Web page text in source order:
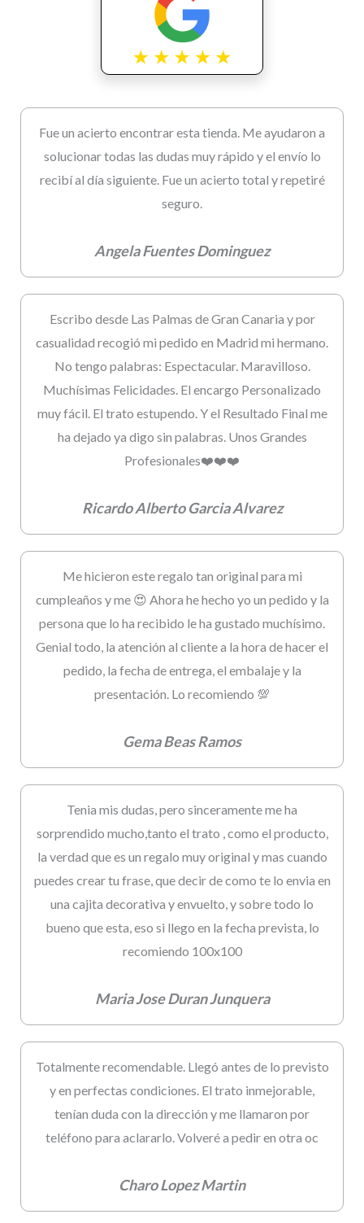
Fue un acierto encontrar esta tienda. Me ayudaron a
solucionar todas las dudas muy rápido y el envío lo
recibí al día siguiente. Fue un acierto total y repetiré
seguro.
Angela Fuentes Dominguez
Escribo desde Las Palmas de Gran Canaria y por
casualidad recogió mi pedido en Madrid mi hermano.
No tengo palabras: Espectacular. Maravilloso.
Muchísimas Felicidades. El encargo Personalizado
muy fácil. El trato estupendo. Y el Resultado Final me
ha dejado ya digo sin palabras. Unos Grandes
Profesionales❤️❤️❤️
Ricardo Alberto Garcia Alvarez
Me hicieron este regalo tan original para mi
cumpleaños y me 😍 Ahora he hecho yo un pedido y la
persona que lo ha recibido le ha gustado muchísimo.
Genial todo, la atención al cliente a la hora de hacer el
pedido, la fecha de entrega, el embalaje y la
presentación. Lo recomiendo 💯
Gema Beas Ramos
Tenia mis dudas, pero sinceramente me ha
sorprendido mucho,tanto el trato , como el producto,
la verdad que es un regalo muy original y mas cuando
puedes crear tu frase, que decir de como te lo envia en
una cajita decorativa y envuelto, y sobre todo lo
bueno que esta, eso si llego en la fecha prevista, lo
recomiendo 100x100
Maria Jose Duran Junquera
Totalmente recomendable. Llegó antes de lo previsto
y en perfectas condiciones. El trato inmejorable,
tenían duda con la dirección y me llamaron por
teléfono para aclararlo. Volveré a pedir en otra oc
Charo Lopez Martin